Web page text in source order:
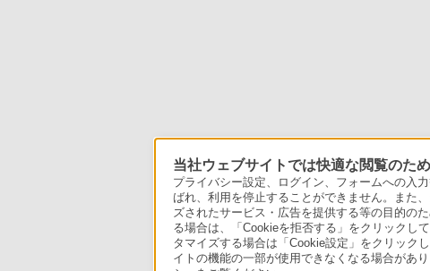
当社ウェブサイトでは快適な閲覧のた
プライバシー設定、ログイン、フォームへの入
ばれ、利用を停止することができません。また
ズされたサービス・広告を提供する等の目的の
る場合は、「Cookieを拒否する」をクリックし
タマイズする場合は「Cookie設定」をクリック
イトの機能の一部が使用できなくなる場合があ